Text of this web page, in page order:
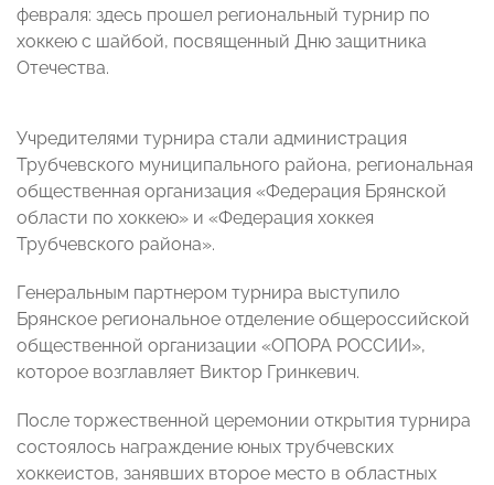
февраля: здесь прошел региональный турнир по
хоккею с шайбой, посвященный Дню защитника
Отечества.
Учредителями турнира стали администрация
Трубчевского муниципального района, региональная
общественная организация «Федерация Брянской
области по хоккею» и «Федерация хоккея
Трубчевского района».
Генеральным партнером турнира выступило
Брянское региональное отделение общероссийской
общественной организации «ОПОРА РОССИИ»,
которое возглавляет Виктор Гринкевич.
После торжественной церемонии открытия турнира
состоялось награждение юных трубчевских
хоккеистов, занявших второе место в областных